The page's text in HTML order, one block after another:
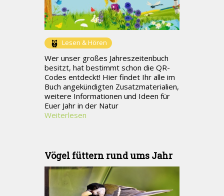
Lesen & Hören
Wer unser großes Jahreszeitenbuch
besitzt, hat bestimmt schon die QR-
Codes entdeckt! Hier findet Ihr alle im
Buch angekündigten Zusatzmaterialien,
weitere Informationen und Ideen für
Euer Jahr in der Natur
Weiterlesen
Vögel füttern rund ums Jahr